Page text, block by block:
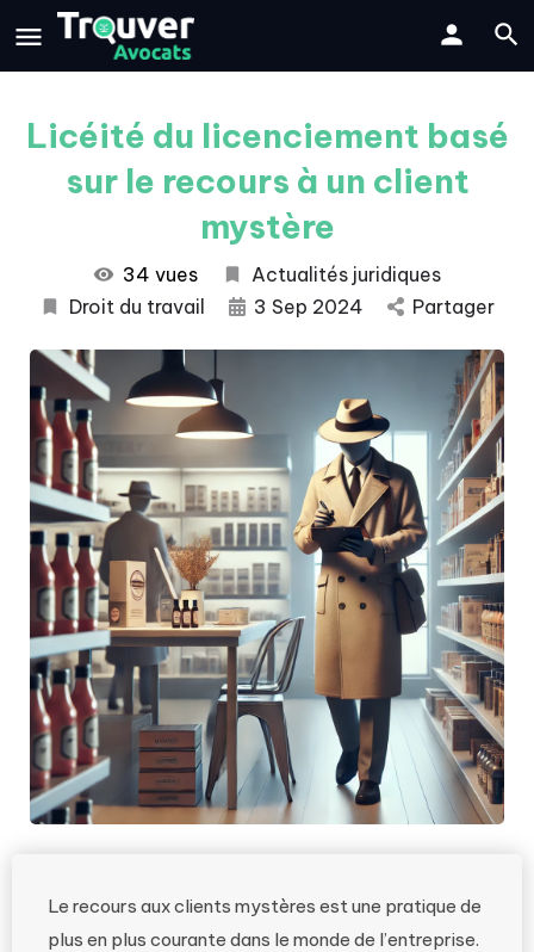
Licéité du licenciement basé
sur le recours à un client
mystère
34 vues
Actualités juridiques
Droit du travail
3 Sep 2024 Partager
Le recours aux clients mystères est une pratique de
plus en plus courante dans le monde de l’entreprise.